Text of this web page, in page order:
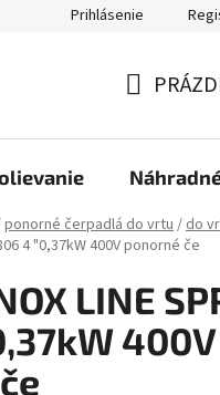
Prihlásenie
KOŠÍK
ponorné čerpadlá do vrtu/do
4 "0,37kW 400V ponorné če
LINE
400V